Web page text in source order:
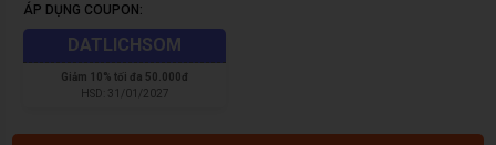
ÁP DỤNG COUPON:
DATLICHSOM
Giảm 10% tối đa 50.000đ
HSD:
31/01/2027